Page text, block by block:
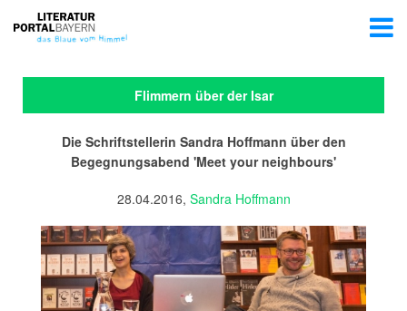
Flimmern über der Isar
Die Schriftstellerin Sandra Hoffmann über den
Begegnungsabend 'Meet your neighbours'
28.04.2016, Sandra Hoffmann